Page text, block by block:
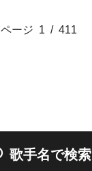
ページ 1 / 411
歌手名で検索